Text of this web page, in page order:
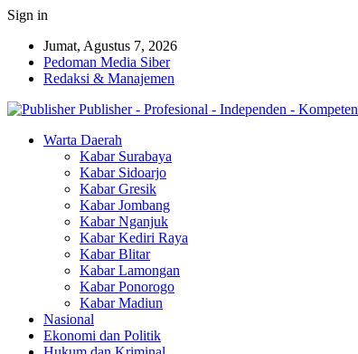
Sign in
Jumat, Agustus 7, 2026
Pedoman Media Siber
Redaksi & Manajemen
Publisher - Profesional - Independen - Kompeten
Warta Daerah
Kabar Surabaya
Kabar Sidoarjo
Kabar Gresik
Kabar Jombang
Kabar Nganjuk
Kabar Kediri Raya
Kabar Blitar
Kabar Lamongan
Kabar Ponorogo
Kabar Madiun
Nasional
Ekonomi dan Politik